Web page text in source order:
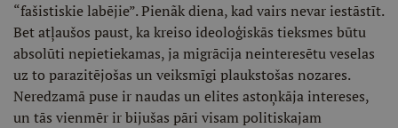
“fašistiskie labējie”. Pienãk diena, kad vairs nevar iestāstīt.
Bet atļaušos paust, ka kreiso ideoloģiskās tieksmes būtu
absolūti nepietiekamas, ja migrācija neinteresētu veselas
uz to parazitējošas un veiksmīgi plaukstošas nozares.
Neredzamā puse ir naudas un elites astoņkāja intereses,
un tās vienmēr ir bijušas pāri visam politiskajam